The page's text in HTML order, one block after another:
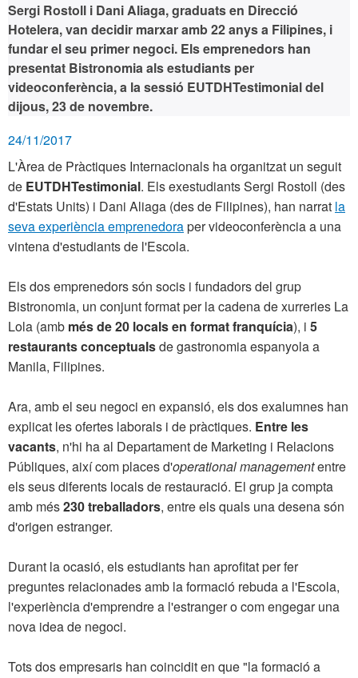
Sergi Rostoll i Dani Aliaga, graduats en Direcció
Hotelera, van decidir marxar amb 22 anys a Filipines, i
fundar el seu primer negoci. Els emprenedors han
presentat Bistronomia als estudiants per
videoconferència, a la sessió EUTDHTestimonial del
dijous, 23 de novembre.
24/11/2017
L'Àrea de Pràctiques Internacionals ha organitzat un seguit
de EUTDHTestimonial. Els exestudiants Sergi Rostoll (des
d'Estats Units) i Dani Aliaga (des de Filipines), han narrat la
seva experiència emprenedoraper videoconferència a una
vintena d'estudiants de l'Escola.
Els dos emprenedors són socis i fundadors del grup
Bistronomia, un conjunt format per la cadena de xurreries La
Lola (amb més de 20 locals en format franquícia), i 5
restaurants conceptualsde gastronomia espanyola a
Manila, Filipines.
Ara, amb el seu negoci en expansió, els dos exalumnes han
explicat les ofertes laborals i de pràctiques. Entre les
vacants, n'hi ha al Departament de Marketing i Relacions
Públiques, així com places d'operational managemententre
els seus diferents locals de restauració. El grup ja compta
amb més230 treballadors, entre els quals una desena són
d'origen estranger.
Durant la ocasió, els estudiants han aprofitat per fer
preguntes relacionades amb la formació rebuda a l'Escola,
l'experiència d'emprendre a l'estranger o com engegar una
nova idea de negoci.
Tots dos empresaris han coincidit en que "la formació a